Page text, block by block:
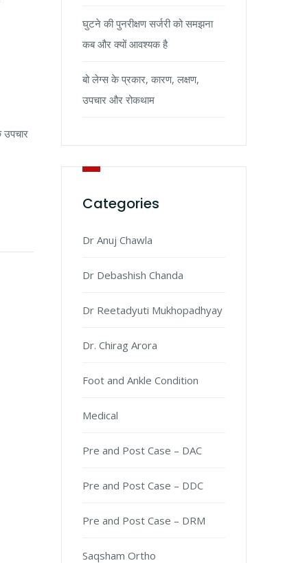
घुटने की पुनरीक्षण सर्जरी को समझना
कब और क्यों आवश्यक है
बो लेग्स के प्रकार, कारण, लक्षण,
उपचार और रोकथाम
Categories
Dr Anuj Chawla
Dr Debashish Chanda
Dr Reetadyuti Mukhopadhyay
Dr. Chirag Arora
Foot and Ankle Condition
Medical
Pre and Post Case – DAC
Pre and Post Case – DDC
Pre and Post Case – DRM
Saqsham Ortho